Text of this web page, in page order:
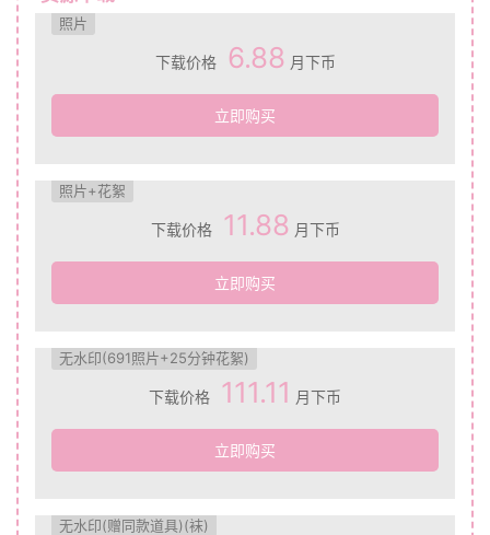
照片
下载价格 6.88 月下币
立即购买
照片+花絮
下载价格 11.88 月下币
立即购买
无水印(691照片+25分钟花絮)
下载价格 111.11 月下币
立即购买
无水印(赠同款道具)(袜)